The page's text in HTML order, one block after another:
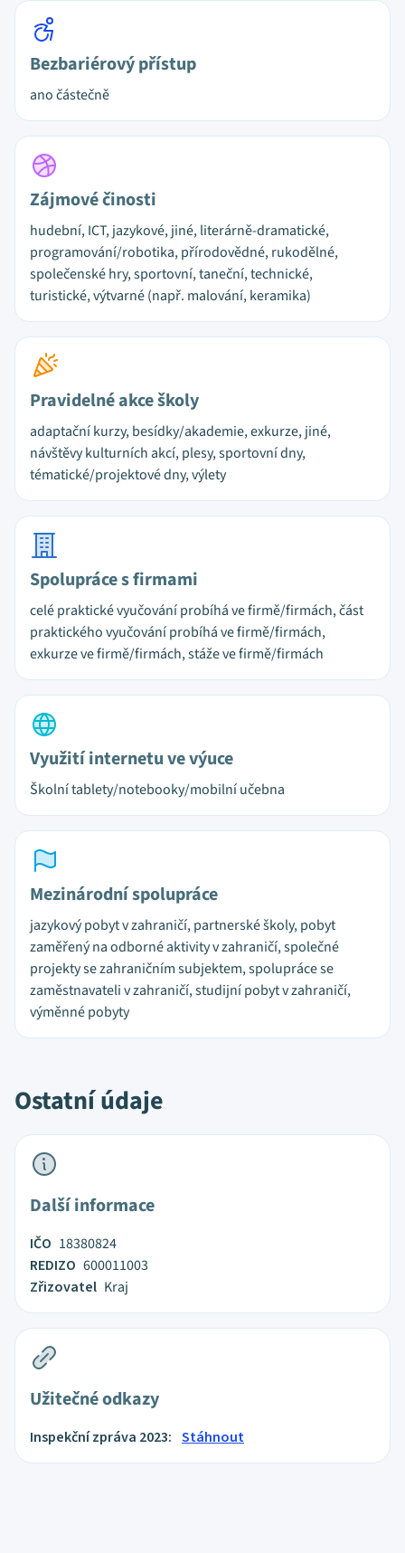
Bezbariérový přístup
ano částečně
Zájmové činosti
hudební, ICT, jazykové, jiné, literárně-dramatické,
programování/robotika, přírodovědné, rukodělné,
společenské hry, sportovní, taneční, technické,
turistické, výtvarné (např. malování, keramika)
Pravidelné akce školy
adaptační kurzy, besídky/akademie, exkurze, jiné,
návštěvy kulturních akcí, plesy, sportovní dny,
tématické/projektové dny, výlety
Spolupráce s firmami
celé praktické vyučování probíhá ve firmě/firmách, část
praktického vyučování probíhá ve firmě/firmách,
exkurze ve firmě/firmách, stáže ve firmě/firmách
Využití internetu ve výuce
Školní tablety/notebooky/mobilní učebna
Mezinárodní spolupráce
jazykový pobyt v zahraničí, partnerské školy, pobyt
zaměřený na odborné aktivity v zahraničí, společné
projekty se zahraničním subjektem, spolupráce se
zaměstnavateli v zahraničí, studijní pobyt v zahraničí,
výměnné pobyty
Ostatní údaje
Další informace
IČO 18380824
REDIZO 600011003
Zřizovatel Kraj
Užitečné odkazy
Inspekční zpráva 2023: Stáhnout